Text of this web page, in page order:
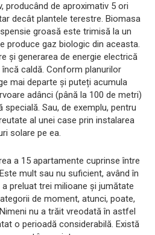
producând de aproximativ 5 ori
decât plantele terestre. Biomasa
groasă este trimisă la un
produce gaz biologic din aceasta.
și generarea de energie electrică
caldă. Conform planurilor
mai departe și puteți acumula
adânci (până la 100 de metri)
Sau, de exemplu, pentru
al unei case prin instalarea
solare pe ea.
a 15 apartamente cuprinse între
mult sau nu suficient, având în
preluat trei milioane și jumătate
de moment, atunci, poate,
nu a trăit vreodată în astfel
o perioadă considerabilă. Există